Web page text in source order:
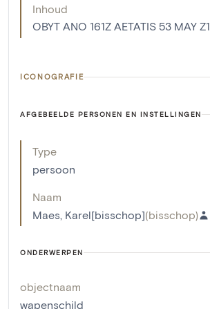
Inhoud
OBYT ANO 161Z AETATIS 53 MAY Z1
ICONOGRAFIE
AFGEBEELDE PERSONEN EN INSTELLINGEN
Type
persoon
Naam
Maes, Karel[bisschop](bisschop)
ONDERWERPEN
objectnaam
wapenschild